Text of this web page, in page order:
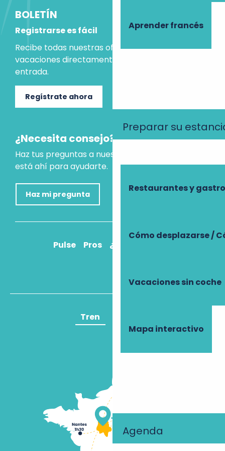
Aprender francés
Preparar su
Restaurantes y
Cómo desplazarse /
Vacaciones sin coche
Mapa interactivo
Agenda
BOLETÍN
Registrarse es fácil
Recibe todas nuestras ofertas e ideas para las
vacaciones directamente en tu bandeja de
entrada.
Regístrate ahora
¿Necesita consejo?
Haz tus preguntas a nuestro asistente virtual, que
está ahí para ayudarte.
Haz mi pregunta
Pulse Pros ¿Cómo llegar?
Tren